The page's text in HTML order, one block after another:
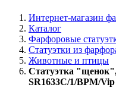
Интернет-магазин
Каталог
Фарфоровые
Статуэтки из
Животные и птицы
Статуэтка "щенок",
SR1633C/1/BPM/Vip